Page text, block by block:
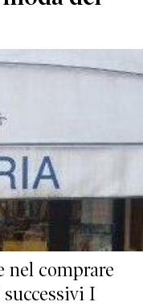
nel comprare
I